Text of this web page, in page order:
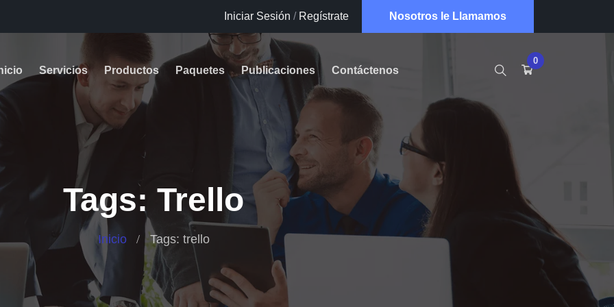
Iniciar Sesión / Regístrate Nosotros le Llamamos
Servicios Productos Paquetes Publicaciones Contáctenos
0
Tags: Trello
Inicio Tags: trello